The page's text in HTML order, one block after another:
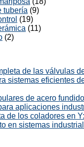
tubería (9)
(19)
(11)
(2)
de las válvulas
sistemas eficientes
de acero
aplicaciones
de los coladores en
en sistemas